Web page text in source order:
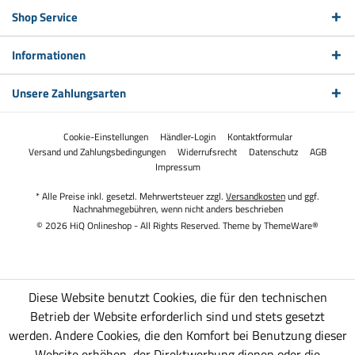
Shop Service
Informationen
Unsere Zahlungsarten
Cookie-Einstellungen Händler-Login
Kontaktformular
Versand und Zahlungsbedingungen
Widerrufsrecht Datenschutz
AGB
Impressum
* Alle Preise inkl. gesetzl. Mehrwertsteuer zzgl. Versandkostenund ggf.
Nachnahmegebühren, wenn nicht anders beschrieben
© 2026 HiQ Onlineshop - All Rights Reserved. Theme byThemeWare®
Diese Website benutzt Cookies, die für den technischen
Betrieb der Website erforderlich sind und stets gesetzt
werden. Andere Cookies, die den Komfort bei Benutzung dieser